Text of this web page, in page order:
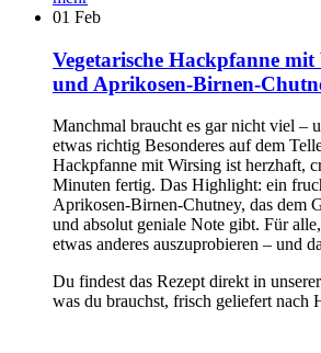
01 Feb
Vegetarische Hackpfanne
und Aprikosen-Birnen-
Manchmal braucht es gar nicht viel –
etwas richtig Besonderes auf dem
Hackpfanne mit Wirsing ist herzhaft,
Minuten fertig. Das Highlight: ein
Aprikosen-Birnen-Chutney, das dem
und absolut geniale Note gibt. Für
etwas anderes auszuprobieren – und
Du findest das Rezept direkt in
was du brauchst, frisch geliefert nach